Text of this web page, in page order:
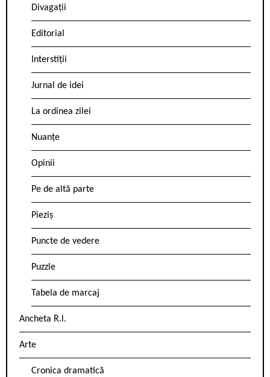
Divagații
Editorial
Interstiții
Jurnal de idei
La ordinea zilei
Nuanțe
Opinii
Pe de altă parte
Pieziș
Puncte de vedere
Puzzle
Tabela de marcaj
Ancheta R.l.
Arte
Cronica dramatică